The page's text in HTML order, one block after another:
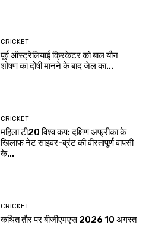
CRICKET
पूर्व ऑस्ट्रेलियाई क्रिकेटर को बाल यौन
शोषण का दोषी मानने के बाद जेल का...
CRICKET
महिला टी20 विश्व कप: दक्षिण अफ्रीका के
खिलाफ नेट साइवर-ब्रंट की वीरतापूर्ण वापसी
के...
CRICKET
कथित तौर पर बीजीएमएस 2026 10 अगस्त